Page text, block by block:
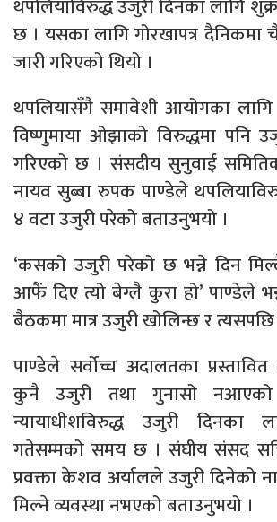
थपलियाविरुद्ध उजुरी दिनका लागि
छ । यसका लागि गोरखापत्र दैनिकमा
जारी गरिएको थियो ।
थपलियासँगै समावेशी आयोगका लागि
विष्णुमाया ओझाको विरुद्धमा पनि
गरिएको छ । संसदीय सुनुवाई
नायव सुब्बा रुपक पाण्डेले
४ वटा उजुरी परेको बताउनुभयो ।
‘कसको उजुरी परेको छ भन्ने दिन
आफैं दिए त्यो बेग्लै कुरा हो’ पाण्डेले
बैठकमा मात्र उजुरी खोलिन्छ र
पाण्डेले सर्वोच्च अदालतका प्रस्तावित
कुनै उजुरी तथा गुनासो नआएको
न्यायाधीशविरुद्ध उजुरी
गतेसम्मको समय छ । संघीय संसद
प्रवक्ता केशव अर्यालले उजुरी दिनेको
मिल्ने व्यवस्था नभएको बताउनुभयो ।